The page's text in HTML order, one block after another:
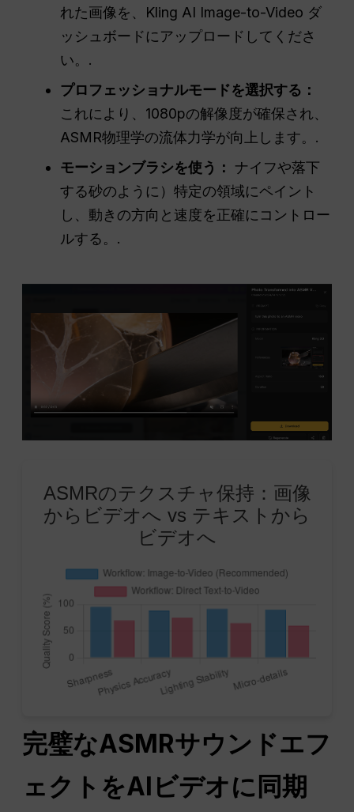
れた画像を、Kling AI Image-to-Video ダ
ッシュボードにアップロードしてくださ
い。.
プロフェッショナルモードを選択する：
これにより、1080pの解像度が確保され、
ASMR物理学の流体力学が向上します。.
モーションブラシを使う：
ナイフや落下
する砂のように）特定の領域にペイント
し、動きの方向と速度を正確にコントロー
ルする。.
ASMRのテクスチャ保持：画像
からビデオへ vs テキストから
ビデオへ
完璧なASMRサウンドエフ
ェクトをAIビデオに同期